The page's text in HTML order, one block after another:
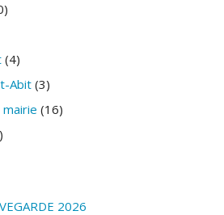
(4)
Abit(3)
(16)
2026